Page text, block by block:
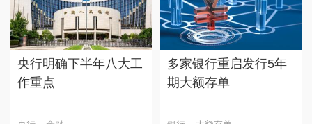
央行明确下半年八大工
作重点
多家银行重启发行5年
期大额存单